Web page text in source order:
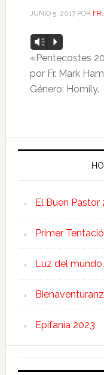
JUNIO 5, 2017POR
Reproductor
de
audio
Vm P
«Pentecostes
por Fr. Mark
Género: Homily.
El Buen Pastor
Primer
Luz del
Epifanía 2023